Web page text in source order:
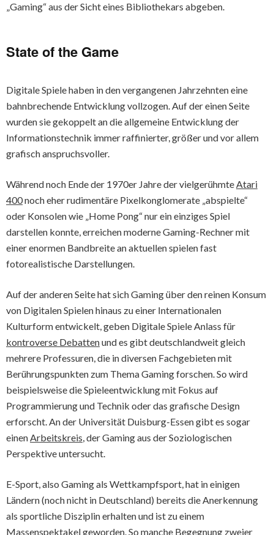
„Gaming“ aus der Sicht eines Bibliothekars abgeben.
State of the Game
Digitale Spiele haben in den vergangenen Jahrzehnten eine
bahnbrechende Entwicklung vollzogen. Auf der einen Seite
wurden sie gekoppelt an die allgemeine Entwicklung der
Informationstechnik immer raffinierter, größer und vor allem
grafisch anspruchsvoller.
Während noch Ende der 1970er Jahre der vielgerühmteAtari
400noch eher rudimentäre Pixelkonglomerate „abspielte“
oder Konsolen wie „Home Pong“ nur ein einziges Spiel
darstellen konnte, erreichen moderne Gaming-Rechner mit
einer enormen Bandbreite an aktuellen spielen fast
fotorealistische Darstellungen.
Auf der anderen Seite hat sich Gaming über den reinen Konsum
von Digitalen Spielen hinaus zu einer Internationalen
Kulturform entwickelt, geben Digitale Spiele Anlass für
kontroverse Debattenund es gibt deutschlandweit gleich
mehrere Professuren, die in diversen Fachgebieten mit
Berührungspunkten zum Thema Gaming forschen. So wird
beispielsweise die Spieleentwicklung mit Fokus auf
Programmierung und Technik oder das grafische Design
erforscht. An der Universität Duisburg-Essen gibt es sogar
einenArbeitskreis, der Gaming aus der Soziologischen
Perspektive untersucht.
E-Sport, also Gaming als Wettkampfsport, hat in einigen
Ländern (noch nicht in Deutschland) bereits die Anerkennung
als sportliche Disziplin erhalten und ist zu einem
Massenspektakel geworden. So manche Begegnung zweier